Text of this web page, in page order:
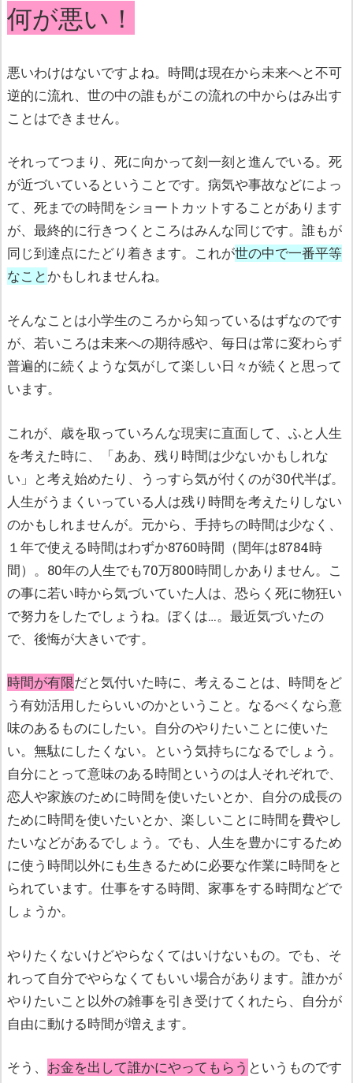
何が悪い！
悪いわけはないですよね。時間は現在から未来へと不可
逆的に流れ、世の中の誰もがこの流れの中からはみ出す
ことはできません。
それってつまり、死に向かって刻一刻と進んでいる。死
が近づいているということです。病気や事故などによっ
て、死までの時間をショートカットすることがあります
が、最終的に行きつくところはみんな同じです。誰もが
同じ到達点にたどり着きます。これが世の中で一番平等
なことかもしれませんね。
そんなことは小学生のころから知っているはずなのです
が、若いころは未来への期待感や、毎日は常に変わらず
普遍的に続くような気がして楽しい日々が続くと思って
います。
これが、歳を取っていろんな現実に直面して、ふと人生
を考えた時に、「ああ、残り時間は少ないかもしれな
い」と考え始めたり、うっすら気が付くのが30代半ば。
人生がうまくいっている人は残り時間を考えたりしない
のかもしれませんが。元から、手持ちの時間は少なく、
１年で使える時間はわずか8760時間（閏年は8784時
間）。80年の人生でも70万800時間しかありません。こ
の事に若い時から気づいていた人は、恐らく死に物狂い
で努力をしたでしょうね。ぼくは…。最近気づいたの
で、後悔が大きいです。
時間が有限だと気付いた時に、考えることは、時間をど
う有効活用したらいいのかということ。なるべくなら意
味のあるものにしたい。自分のやりたいことに使いた
い。無駄にしたくない。という気持ちになるでしょう。
自分にとって意味のある時間というのは人それぞれで、
恋人や家族のために時間を使いたいとか、自分の成長の
ために時間を使いたいとか、楽しいことに時間を費やし
たいなどがあるでしょう。でも、人生を豊かにするため
に使う時間以外にも生きるために必要な作業に時間をと
られています。仕事をする時間、家事をする時間などで
しょうか。
やりたくないけどやらなくてはいけないもの。でも、そ
れって自分でやらなくてもいい場合があります。誰かが
やりたいこと以外の雑事を引き受けてくれたら、自分が
自由に動ける時間が増えます。
そう、 お金を出して誰かにやってもらう というものです